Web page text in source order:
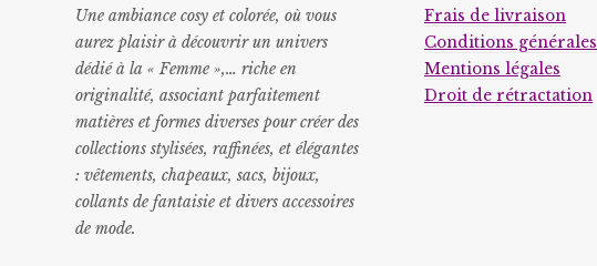
Une ambiance cosy et colorée, où vous
aurez plaisir à découvrir un univers
dédié à la « Femme »,… riche en
originalité, associant parfaitement
matières et formes diverses pour créer des
collections stylisées, raffinées, et élégantes
: vêtements, chapeaux, sacs, bijoux,
collants de fantaisie et divers accessoires
de mode.
Frais de livraison
Conditions générales
Mentions légales
Droit de rétractation